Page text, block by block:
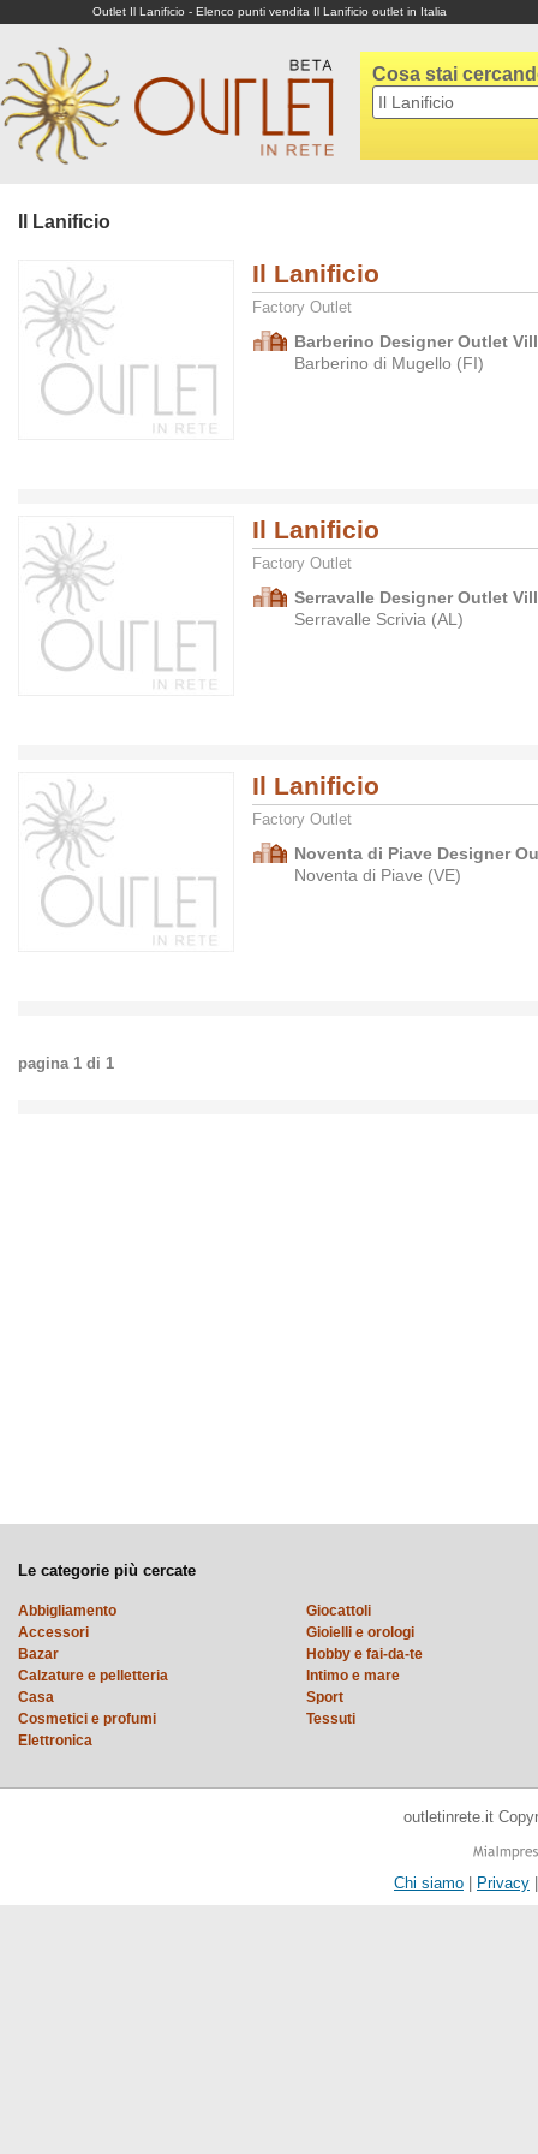
Outlet Il Lanificio - Elenco punti vendita Il Lanificio outlet in Italia
Cosa stai
Il Lanificio
Il Lanificio
Factory Outlet
Barberino Designer Outlet
Barberino di Mugello (FI)
Il Lanificio
Factory Outlet
Serravalle Designer Outlet
Serravalle Scrivia (AL)
Il Lanificio
Factory Outlet
Noventa di Piave Designer
Noventa di Piave (VE)
pagina 1 di 1
Le categorie più cercate
Abbigliamento
Accessori
Bazar
Calzature e pelletteria
Casa
Cosmetici e profumi
Elettronica
Giocattoli
Gioielli e orologi
Hobby e fai-da-te
Intimo e mare
Sport
Tessuti
outletinrete.it
Chi siamo | Privacy